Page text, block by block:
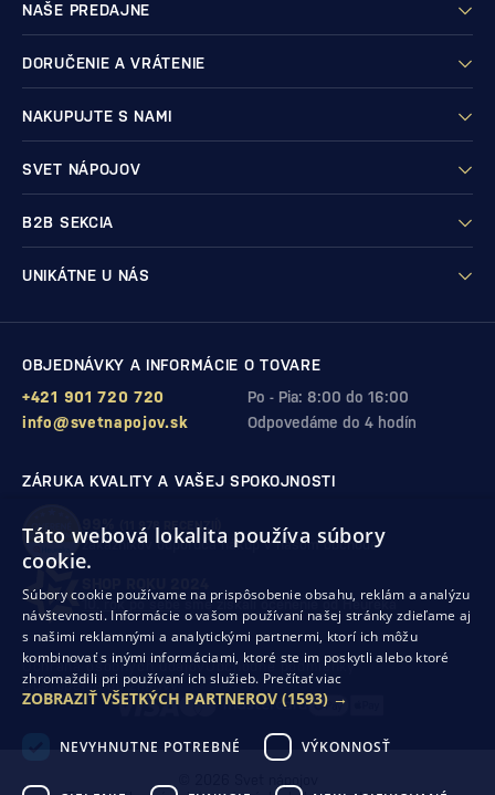
NAŠE PREDAJNE
DORUČENIE A VRÁTENIE
NAKUPUJTE S NAMI
SVET NÁPOJOV
B2B SEKCIA
UNIKÁTNE U NÁS
OBJEDNÁVKY A INFORMÁCIE O TOVARE
Po - Pia: 8:00 do 16:00
+421 901 720 720
Odpovedáme do 4 hodín
info@svetnapojov.sk
ZÁRUKA KVALITY A VAŠEJ SPOKOJNOSTI
99% (11 978 RECENZIÍ)
zákazníkov odporúča nákup v našom obchode
10. rok po sebesme získali ocenenie od Heureka
Ochrana osobných údajovObchodné podmienky
Odstúpenie od zmluvy
Táto webová lokalita používa súbory
cookie.
Súbory cookie používame na prispôsobenie obsahu, reklám a analýzu
návštevnosti. Informácie o vašom používaní našej stránky zdieľame aj
s našimi reklamnými a analytickými partnermi, ktorí ich môžu
kombinovať s inými informáciami, ktoré ste im poskytli alebo ktoré
zhromaždili pri používaní ich služieb. Prečítať viac
ZOBRAZIŤ VŠETKÝCH PARTNEROV (1593) →
NEVYHNUTNE POTREBNÉ VÝKONNOSŤ